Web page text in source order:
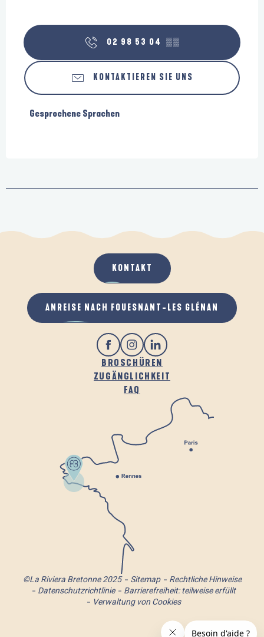
02 98 53 04 ▒▒
KONTAKTIEREN SIE UNS
Gesprochene Sprachen
Gesprochene Sprachen
BROSCHÜREN
ZUGÄNGLICHKEIT
FAQ
KONTAKT
ANREISE NACH FOUESNANT-LES GLÉNAN
©La Riviera Bretonne 2025 Sitemap
Rechtliche Hinweise
Datenschutzrichtlinie
Barrierefreiheit: teilweise erfüllt
Verwaltung von Cookies